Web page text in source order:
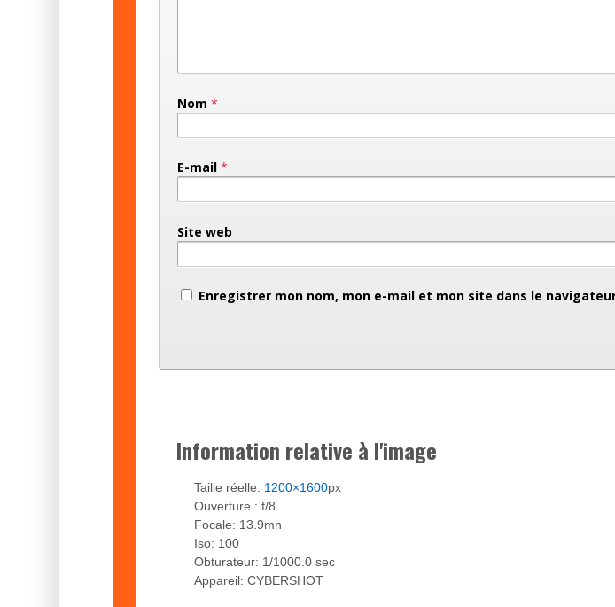
Nom *
E-mail *
Site web
Enregistrer mon nom, mon e-mail et mon site dans le
Information relative à l'image
Taille réelle: 1200×1600px
Ouverture : f/8
Focale: 13.9mn
Iso: 100
Obturateur: 1/1000.0 sec
Appareil: CYBERSHOT